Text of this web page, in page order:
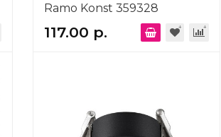
Ramo Konst 359328
117.00 р.